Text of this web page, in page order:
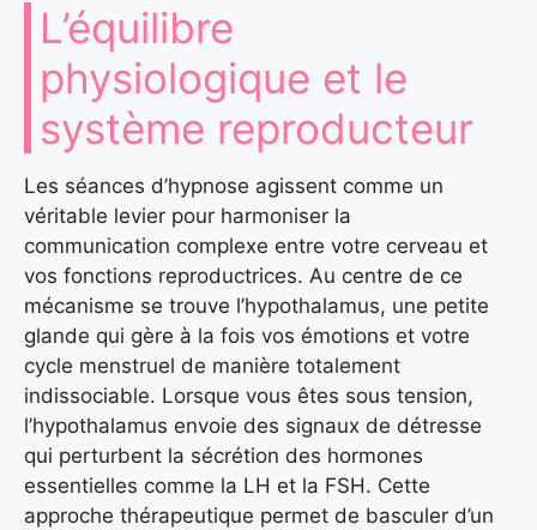
L’équilibre
physiologique et le
système reproducteur
Les séances d’hypnose agissent comme un
véritable levier pour harmoniser la
communication complexe entre votre cerveau et
vos fonctions reproductrices. Au centre de ce
mécanisme se trouve l’hypothalamus, une petite
glande qui gère à la fois vos émotions et votre
cycle menstruel de manière totalement
indissociable. Lorsque vous êtes sous tension,
l’hypothalamus envoie des signaux de détresse
qui perturbent la sécrétion des hormones
essentielles comme la LH et la FSH. Cette
approche thérapeutique permet de basculer d’un